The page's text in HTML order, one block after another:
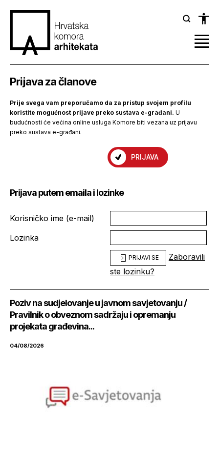
Prijava za članove
Prije svega vam preporučamo da za pristup svojem profilu
koristite mogućnost prijave preko sustava e-građani. U
budućnosti će većina online usluga Komore biti vezana uz prijavu
preko sustava e-građani.
PRIJAVA
Prijava putem emaila i lozinke
Korisničko ime (e-mail)
Lozinka
PRIJAVI SE
Zaboravili
ste lozinku?
Poziv na sudjelovanje u javnom savjetovanju /
Pravilnik o obveznom sadržaju i opremanju
projekata građevina...
04/08/2026